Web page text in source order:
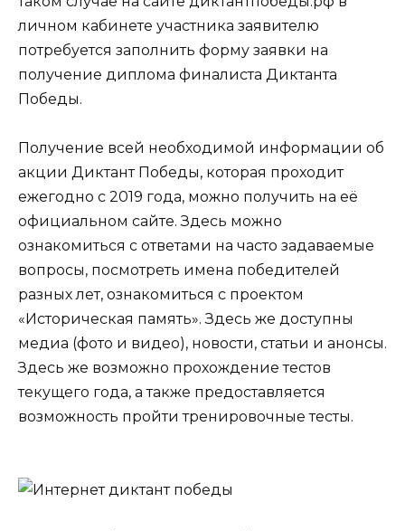
личном кабинете участника заявителю
потребуется заполнить форму заявки на
получение диплома финалиста Диктанта
Победы.
Получение всей необходимой информации об
акции Диктант Победы, которая проходит
ежегодно с 2019 года, можно получить на её
официальном сайте. Здесь можно
ознакомиться с ответами на часто задаваемые
вопросы, посмотреть имена победителей
разных лет, ознакомиться с проектом
«Историческая память». Здесь же доступны
медиа (фото и видео), новости, статьи и анонсы.
Здесь же возможно прохождение тестов
текущего года, а также предоставляется
возможность пройти тренировочные тесты.